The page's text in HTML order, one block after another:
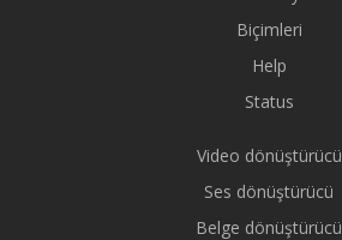
Biçimleri
Help
Status
Video dönüştürücü
Ses dönüştürücü
Belge dönüştürücü